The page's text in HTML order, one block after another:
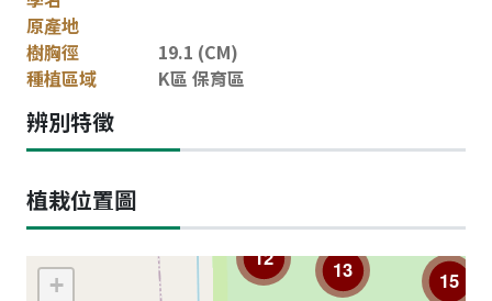
原產地
樹胸徑
19.1 (CM)
種植區域
K區 保育區
辨別特徵
植栽位置圖
15
12 13
+